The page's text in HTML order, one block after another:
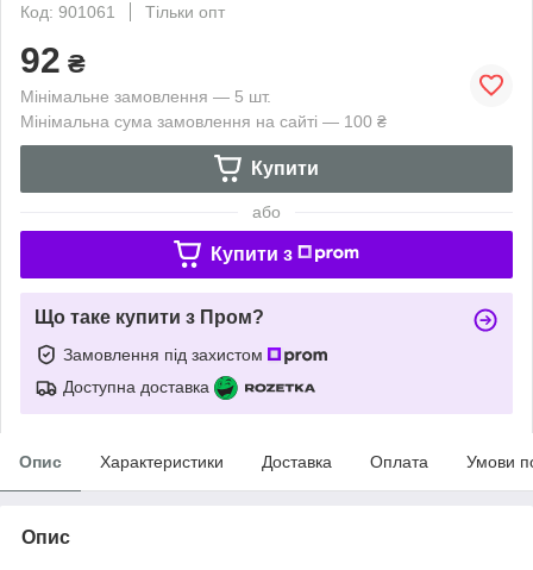
Код: 901061
Тільки опт
92 ₴
Мінімальне замовлення — 5 шт.
Мінімальна сума замовлення на сайті — 100 ₴
Купити
або
Купити з
Що таке купити з Пром?
Замовлення під захистом
Доступна доставка
Опис Характеристики Доставка Оплата Умови
Опис